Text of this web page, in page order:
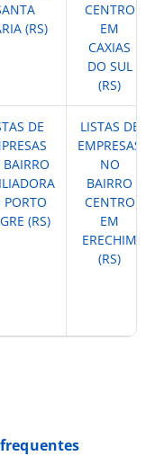
(RS)
CENTRO
EM
CAXIAS
DO SUL
(RS)
DE
PORTO
(RS)
LISTAS DE
EMPRESAS
NO
BAIRRO
CENTRO
EM
ERECHIM
(RS)